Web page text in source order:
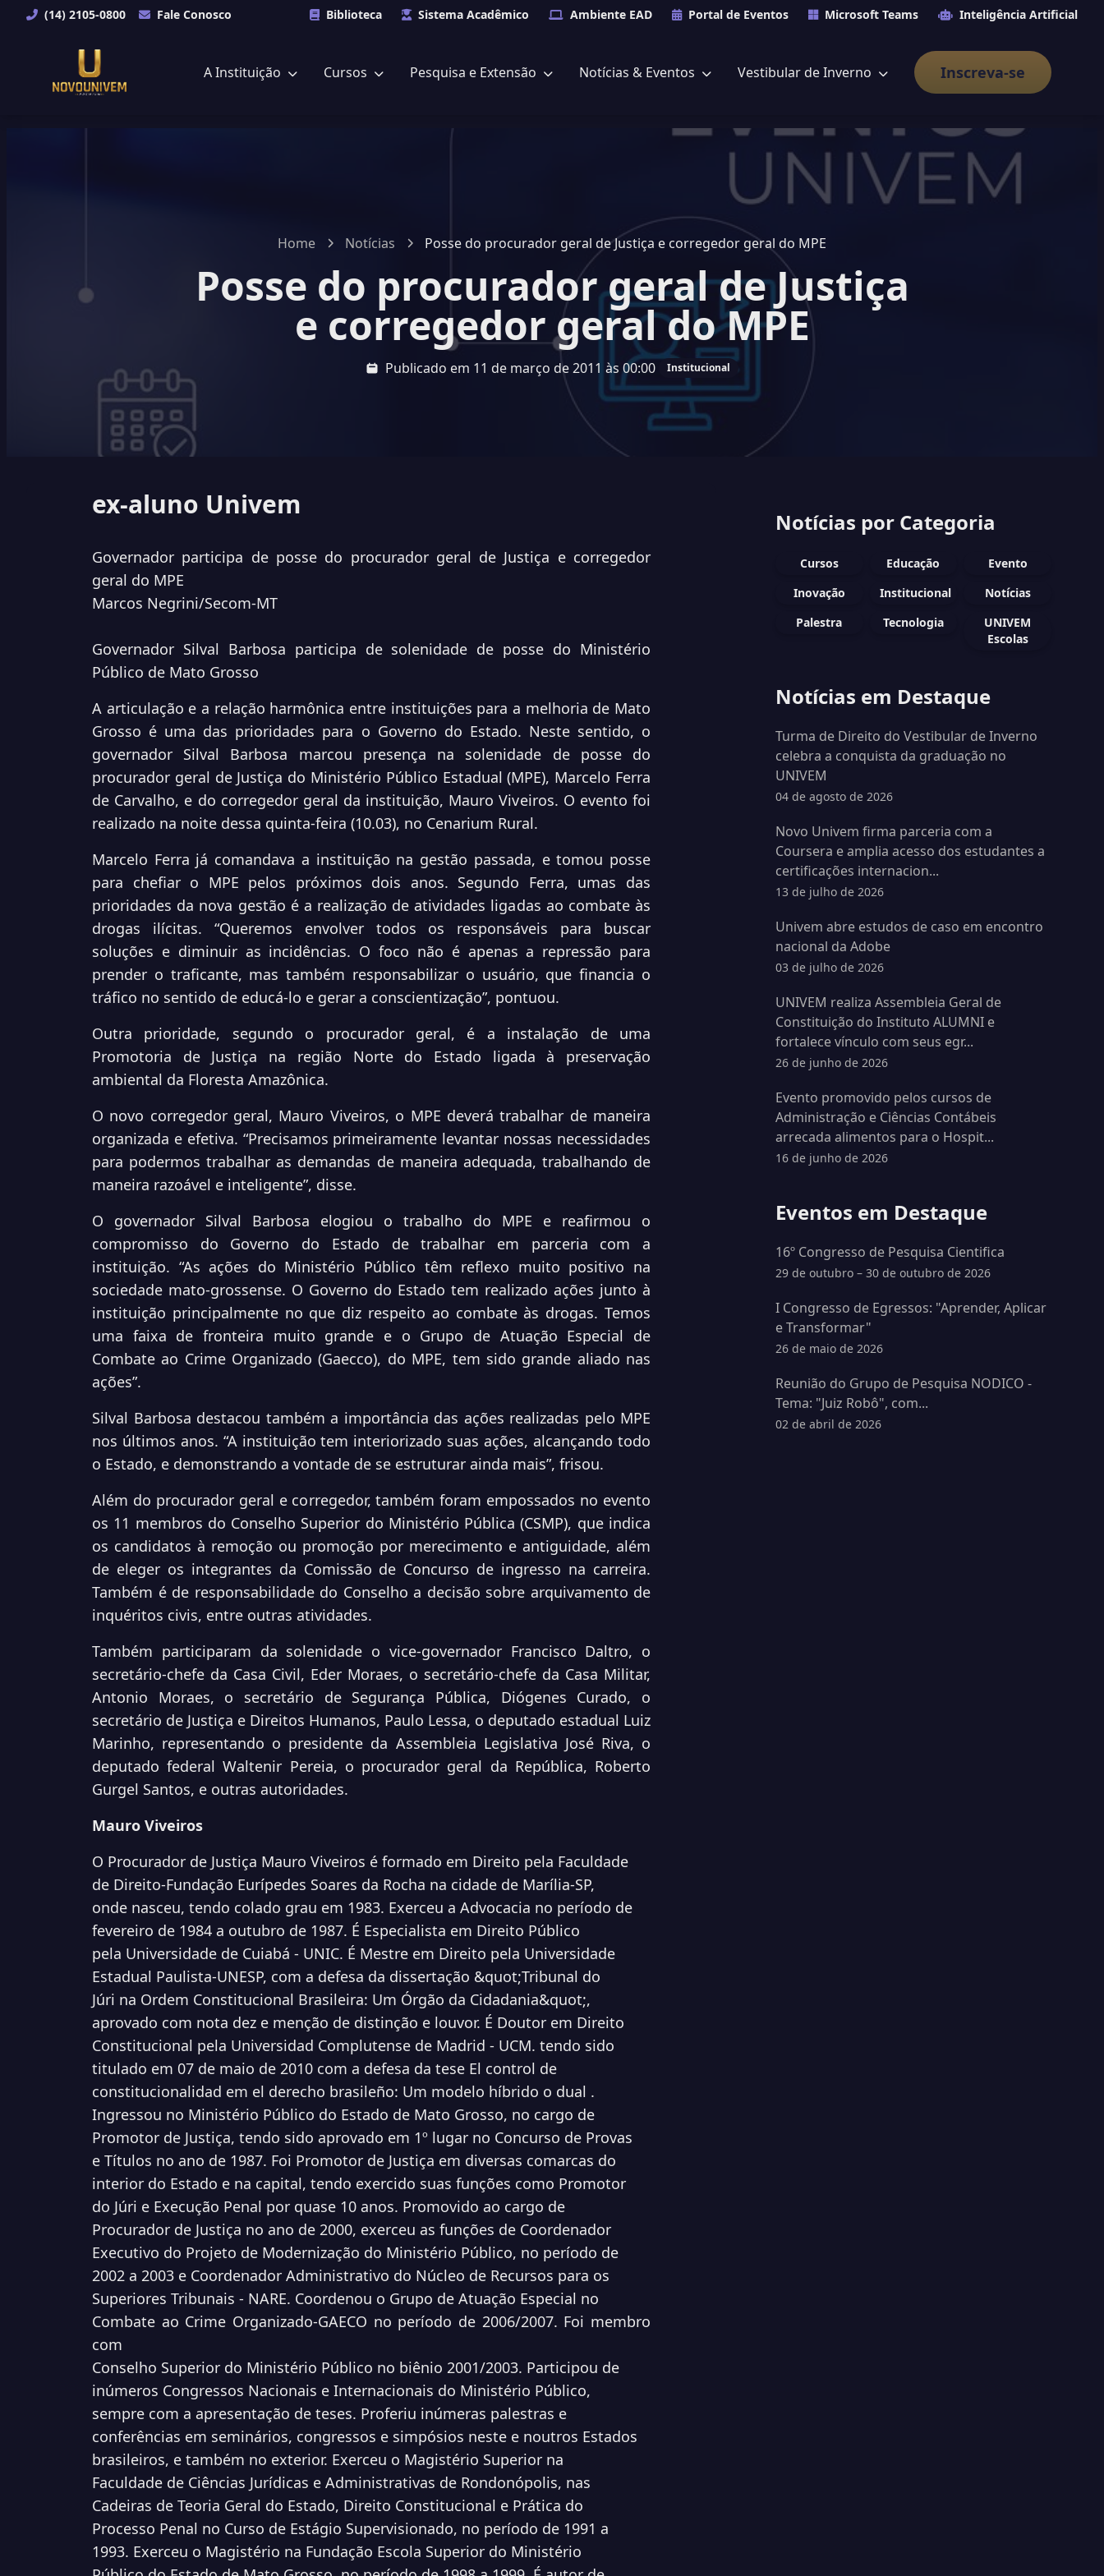
(14) 2105-0800 Fale Conosco Biblioteca Sistema Acadêmico Ambiente EAD Portal de Eventos Microsoft Teams Inteligência Artificial
A Instituição Cursos Pesquisa e Extensão Notícias & Eventos Vestibular de Inverno Inscreva-se
Home Notícias Posse do procurador geral de Justiça e corregedor geral do MPE
Posse do procurador geral de Justiça
e corregedor geral do MPE
Publicado em 11 de março de 2011 às 00:00 Institucional
ex-aluno Univem
Governador participa de posse do procurador geral de Justiça e corregedor
geral do MPE
Marcos Negrini/Secom-MT
Governador Silval Barbosa participa de solenidade de posse do Ministério
Público de Mato Grosso
A articulação e a relação harmônica entre instituições para a melhoria de Mato
Grosso é uma das prioridades para o Governo do Estado. Neste sentido, o
governador Silval Barbosa marcou presença na solenidade de posse do
procurador geral de Justiça do Ministério Público Estadual (MPE), Marcelo Ferra
de Carvalho, e do corregedor geral da instituição, Mauro Viveiros. O evento foi
realizado na noite dessa quinta-feira (10.03), no Cenarium Rural.
Marcelo Ferra já comandava a instituição na gestão passada, e tomou posse
para chefiar o MPE pelos próximos dois anos. Segundo Ferra, umas das
prioridades da nova gestão é a realização de atividades ligadas ao combate às
drogas ilícitas. “Queremos envolver todos os responsáveis para buscar
soluções e diminuir as incidências. O foco não é apenas a repressão para
prender o traficante, mas também responsabilizar o usuário, que financia o
tráfico no sentido de educá-lo e gerar a conscientização”, pontuou.
Outra prioridade, segundo o procurador geral, é a instalação de uma
Promotoria de Justiça na região Norte do Estado ligada à preservação
ambiental da Floresta Amazônica.
O novo corregedor geral, Mauro Viveiros, o MPE deverá trabalhar de maneira
organizada e efetiva. “Precisamos primeiramente levantar nossas necessidades
para podermos trabalhar as demandas de maneira adequada, trabalhando de
maneira razoável e inteligente”, disse.
O governador Silval Barbosa elogiou o trabalho do MPE e reafirmou o
compromisso do Governo do Estado de trabalhar em parceria com a
instituição. “As ações do Ministério Público têm reflexo muito positivo na
sociedade mato-grossense. O Governo do Estado tem realizado ações junto à
instituição principalmente no que diz respeito ao combate às drogas. Temos
uma faixa de fronteira muito grande e o Grupo de Atuação Especial de
Combate ao Crime Organizado (Gaecco), do MPE, tem sido grande aliado nas
ações”.
Silval Barbosa destacou também a importância das ações realizadas pelo MPE
nos últimos anos. “A instituição tem interiorizado suas ações, alcançando todo
o Estado, e demonstrando a vontade de se estruturar ainda mais”, frisou.
Além do procurador geral e corregedor, também foram empossados no evento
os 11 membros do Conselho Superior do Ministério Pública (CSMP), que indica
os candidatos à remoção ou promoção por merecimento e antiguidade, além
de eleger os integrantes da Comissão de Concurso de ingresso na carreira.
Também é de responsabilidade do Conselho a decisão sobre arquivamento de
inquéritos civis, entre outras atividades.
Também participaram da solenidade o vice-governador Francisco Daltro, o
secretário-chefe da Casa Civil, Eder Moraes, o secretário-chefe da Casa Militar,
Antonio Moraes, o secretário de Segurança Pública, Diógenes Curado, o
secretário de Justiça e Direitos Humanos, Paulo Lessa, o deputado estadual Luiz
Marinho, representando o presidente da Assembleia Legislativa José Riva, o
deputado federal Waltenir Pereia, o procurador geral da República, Roberto
Gurgel Santos, e outras autoridades.
Mauro Viveiros
O Procurador de Justiça Mauro Viveiros é formado em Direito pela Faculdade
de Direito-Fundação Eurípedes Soares da Rocha na cidade de Marília-SP,
onde nasceu, tendo colado grau em 1983. Exerceu a Advocacia no período de
fevereiro de 1984 a outubro de 1987. É Especialista em Direito Público
pela Universidade de Cuiabá - UNIC. É Mestre em Direito pela Universidade
Estadual Paulista-UNESP, com a defesa da dissertação &quot;Tribunal do
Júri na Ordem Constitucional Brasileira: Um Órgão da Cidadania&quot;,
aprovado com nota dez e menção de distinção e louvor. É Doutor em Direito
Constitucional pela Universidad Complutense de Madrid - UCM. tendo sido
titulado em 07 de maio de 2010 com a defesa da tese El control de
constitucionalidad em el derecho brasileño: Um modelo híbrido o dual .
Ingressou no Ministério Público do Estado de Mato Grosso, no cargo de
Promotor de Justiça, tendo sido aprovado em 1º lugar no Concurso de Provas
e Títulos no ano de 1987. Foi Promotor de Justiça em diversas comarcas do
interior do Estado e na capital, tendo exercido suas funções como Promotor
do Júri e Execução Penal por quase 10 anos. Promovido ao cargo de
Procurador de Justiça no ano de 2000, exerceu as funções de Coordenador
Executivo do Projeto de Modernização do Ministério Público, no período de
2002 a 2003 e Coordenador Administrativo do Núcleo de Recursos para os
Superiores Tribunais - NARE. Coordenou o Grupo de Atuação Especial no
Combate ao Crime Organizado-GAECO no período de 2006/2007. Foi membro
com
Conselho Superior do Ministério Público no biênio 2001/2003. Participou de
inúmeros Congressos Nacionais e Internacionais do Ministério Público,
sempre com a apresentação de teses. Proferiu inúmeras palestras e
conferências em seminários, congressos e simpósios neste e noutros Estados
brasileiros, e também no exterior. Exerceu o Magistério Superior na
Faculdade de Ciências Jurídicas e Administrativas de Rondonópolis, nas
Cadeiras de Teoria Geral do Estado, Direito Constitucional e Prática do
Processo Penal no Curso de Estágio Supervisionado, no período de 1991 a
1993. Exerceu o Magistério na Fundação Escola Superior do Ministério
Notícias por Categoria
Cursos Educação
Evento
Inovação
Institucional
Notícias
Palestra
Tecnologia
UNIVEM
Escolas
Notícias em Destaque
Turma de Direito do Vestibular de Inverno
celebra a conquista da graduação no
UNIVEM
04 de agosto de 2026
Novo Univem firma parceria com a
Coursera e amplia acesso dos estudantes a
certificações internacion...
13 de julho de 2026
Univem abre estudos de caso em encontro
nacional da Adobe
03 de julho de 2026
UNIVEM realiza Assembleia Geral de
Constituição do Instituto ALUMNI e
fortalece vínculo com seus egr...
26 de junho de 2026
Evento promovido pelos cursos de
Administração e Ciências Contábeis
arrecada alimentos para o Hospit...
16 de junho de 2026
Eventos em Destaque
16º Congresso de Pesquisa Cientifica
29 de outubro – 30 de outubro de 2026
I Congresso de Egressos: "Aprender, Aplicar
e Transformar"
26 de maio de 2026
Reunião do Grupo de Pesquisa NODICO -
Tema: "Juiz Robô", com...
02 de abril de 2026